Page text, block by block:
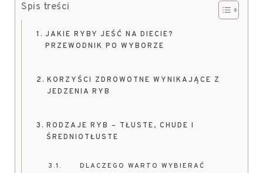
Spis treści
JAKIE RYBY JEŚĆ NA DIECIE?
PRZEWODNIK PO WYBORZE
KORZYŚCI ZDROWOTNE WYNIKAJĄCE Z
JEDZENIA RYB
RODZAJE RYB – TŁUSTE, CHUDE I
ŚREDNIOTŁUSTE
DLACZEGO WARTO WYBIERAĆ